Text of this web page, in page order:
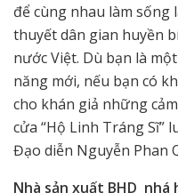
để cùng nhau làm
thuyết dân gian huyền
nước Việt. Dù bạn là
năng mới, nếu bạn có
cho khán giả những
cửa “Hộ Linh Tráng Sĩ”
Đạo diễn Nguyễn Phan
Nhà sản xuất BHD nhá